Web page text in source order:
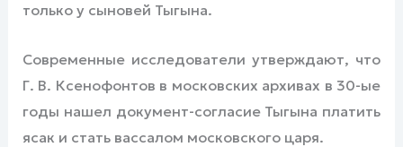
только у сыновей Тыгына.
Современные исследователи утверждают, что
Г. В. Ксенофонтов в московских архивах в 30-ые
годы нашел документ-согласие Тыгына платить
ясак и стать вассалом московского царя.